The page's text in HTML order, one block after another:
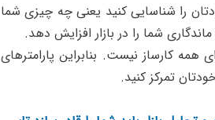
را شناسایی کنید یعنی چه چیزی شما
شما را در بازار افزایش دهد.
کارساز نیست. بنابراین پارامترهای
تمرکز کنید.